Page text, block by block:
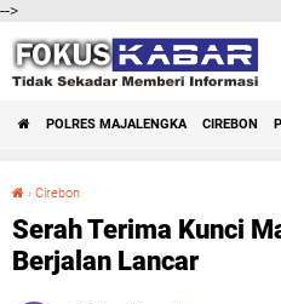
-->
POLRES MAJALENGKA CIREBON
› Cirebon
Serah Terima Kunci
Berjalan Lancar